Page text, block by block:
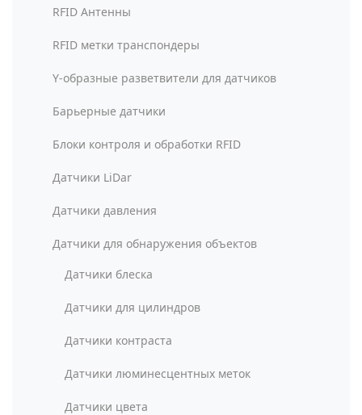
RFID Антенны
RFID метки транспондеры
Y-образные разветвители для датчиков
Барьерные датчики
Блоки контроля и обработки RFID
Датчики LiDar
Датчики давления
Датчики для обнаружения объектов
Датчики блеска
Датчики для цилиндров
Датчики контраста
Датчики люминесцентных меток
Датчики цвета